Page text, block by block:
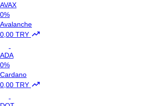
AVAX
0%
Avalanche
0,00 TRY
ADA
0%
Cardano
0,00 TRY